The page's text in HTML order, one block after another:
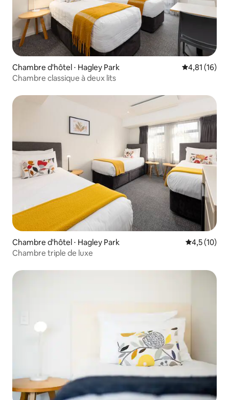
Chambre d'hôtel ⋅ Hagley Park Évaluation
4,81 (16)
Chambre classique à deux lits
Chambre d'hôtel ⋅ Hagley Park Évaluation
4,5 (10)
Chambre triple de luxe